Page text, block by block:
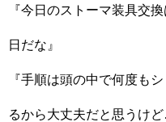
『今日のストーマ装具交
日だな』
『手順は頭の中で何度も
るから大丈夫だと思うけど